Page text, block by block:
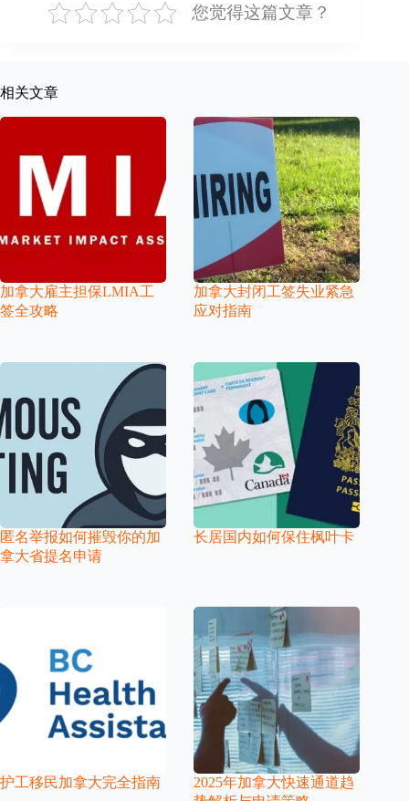
您觉得这篇文章？
相关文章
加拿大雇主担保LMIA工
签全攻略
加拿大封闭工签失业紧急
应对指南
匿名举报如何摧毁你的加
拿大省提名申请
长居国内如何保住枫叶卡
护工移民加拿大完全指南
2025年加拿大快速通道趋